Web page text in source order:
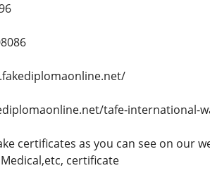
tafe-international-
certificates as you can see on our
Medical,etc, certificate